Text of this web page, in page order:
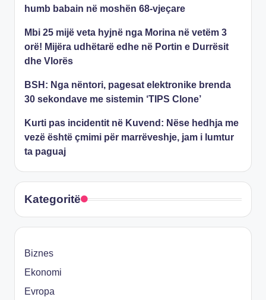
humb babain në moshën 68-vjeçare
Mbi 25 mijë veta hyjnë nga Morina në vetëm 3
orë! Mijëra udhëtarë edhe në Portin e Durrësit
dhe Vlorës
BSH: Nga nëntori, pagesat elektronike brenda
30 sekondave me sistemin ‘TIPS Clone’
Kurti pas incidentit në Kuvend: Nëse hedhja me
vezë është çmimi për marrëveshje, jam i lumtur
ta paguaj
Kategoritë
Biznes
Ekonomi
Evropa